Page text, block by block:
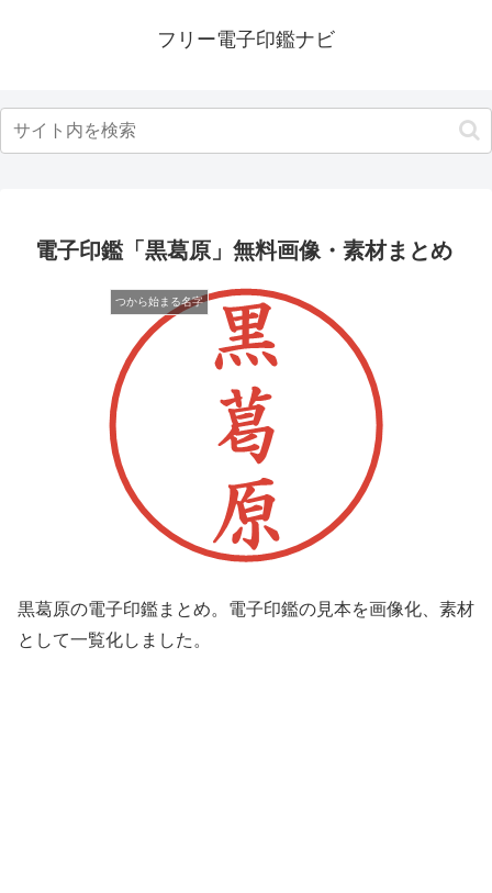
フリー電子印鑑ナビ
電子印鑑「黒葛原」無料画像・素材まとめ
つから始まる名字
黒葛原の電子印鑑まとめ。電子印鑑の見本を画像化、素材
として一覧化しました。